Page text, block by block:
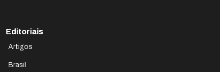
Editoriais
Artigos
Brasil